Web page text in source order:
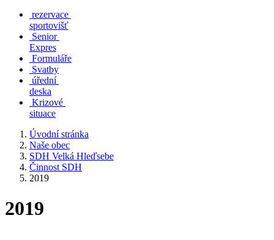
rezervace
sportovišť
Senior
Expres
Formuláře
Svatby
úřední
deska
Krizové
situace
Úvodní stránka
Naše obec
SDH Velká Hleďsebe
Činnost SDH
2019
2019